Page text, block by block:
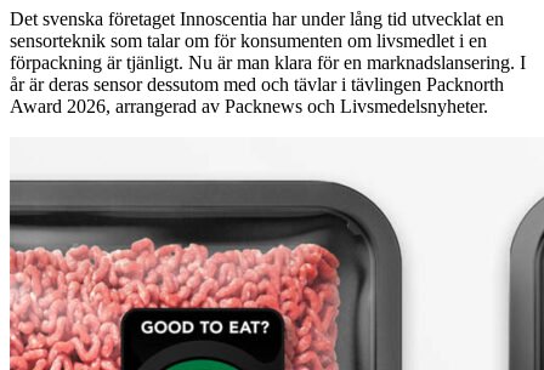
Det svenska företaget Innoscentia har under lång tid utvecklat en
sensorteknik som talar om för konsumenten om livsmedlet i en
förpackning är tjänligt. Nu är man klara för en marknadslansering. I
år är deras sensor dessutom med och tävlar i tävlingen Packnorth
Award 2026, arrangerad av Packnews och Livsmedelsnyheter.